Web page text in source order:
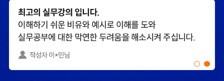
해커스 강의는 타 학원
실무 강의와 달리 문제와
조합하여 풀 수 있는
방법을 알려주십니다.
해커스에서 시작했으면
더 빨리 합격하지
감정평가사 시작은